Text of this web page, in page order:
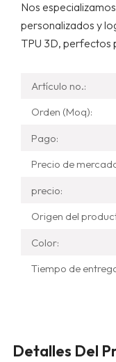
Nos
personalizados y
TPU 3D, perfectos
Artículo no.:
Orden (Moq):
Pago:
Precio de
precio:
Origen del
Color:
Tiempo de
Detalles Del